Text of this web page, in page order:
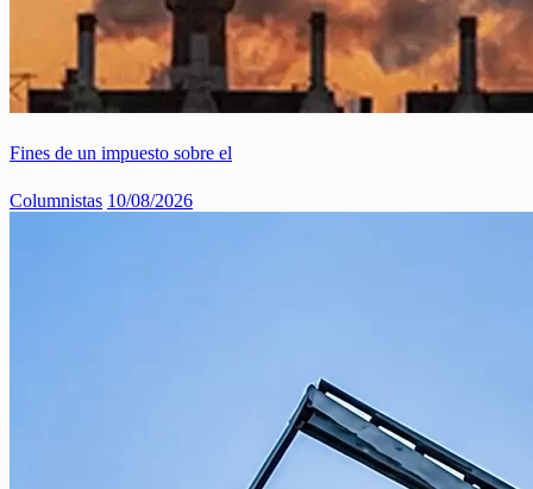
Fines de un impuesto sobre el
Columnistas 10/08/2026